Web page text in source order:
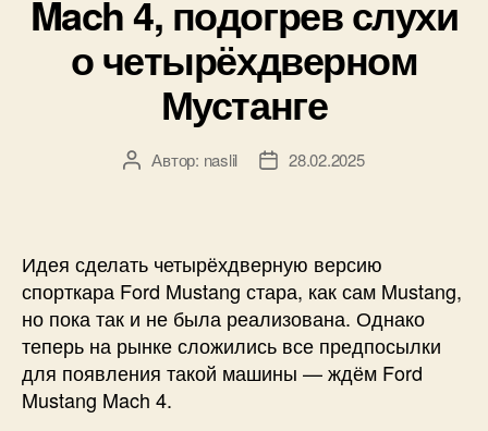
Mach 4, подогрев слухи
о четырёхдверном
Мустанге
АвторАвтор: naslil
Дата28.02.2025
Идея сделать четырёхдверную версию
спорткара Ford Mustang стара, как сам Mustang,
но пока так и не была реализована. Однако
теперь на рынке сложились все предпосылки
для появления такой машины — ждём Ford
Mustang Mach 4.